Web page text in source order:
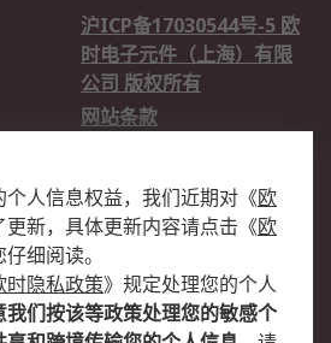
沪ICP备17030544号-5 欧
时电子元件（上海）有限
公司 版权所有
网站条款
账户和付款
全球办事处
新闻中心
个人信息权益，我们近期对 《欧
更新，具体更新内容请点击 《欧
细阅读。
时隐私政策》 规定处理您的个人
我们按该等政策处理您的敏感个